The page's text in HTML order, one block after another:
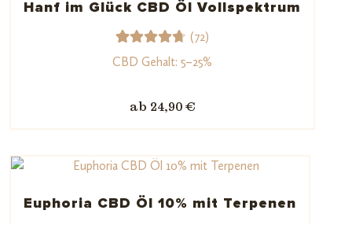
Hanf im Glück CBD Öl Vollspektrum
Bewerte
5,
72
Kundenb
ewertun
(72)
CBD Gehalt: 5–25%
ab 24,90 €
Euphoria CBD Öl 10% mit Terpenen